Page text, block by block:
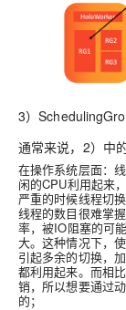
3）
通常来说，2）中
在操作系统层面：
闲的CPU利用起来
严重的时候线程切
线程的数目很难掌
率，被IO阻塞的可
大。这种情况下，
引起多余的切换，
都利用起来。而相
销，所以想要通过
的；